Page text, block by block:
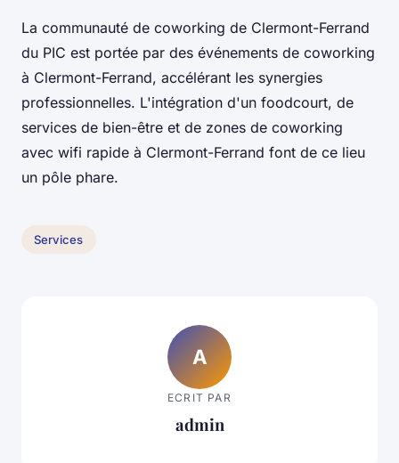
La communauté de coworking de Clermont-Ferrand
du PIC est portée par des événements de coworking
à Clermont-Ferrand, accélérant les synergies
professionnelles. L'intégration d'un foodcourt, de
services de bien-être et de zones de coworking
avec wifi rapide à Clermont-Ferrand font de ce lieu
un pôle phare.
Services
A
ECRIT PAR
admin